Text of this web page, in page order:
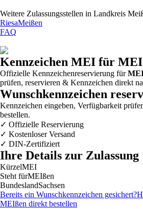
Weitere Zulassungsstellen in Landkreis
RiesaMeißen
FAQ
Kennzeichen MEI für
Offizielle Kennzeichenreservierung für
prüfen, reservieren & Kennzeichen direkt
Wunschkennzeichen
Kennzeichen eingeben, Verfügbarkeit
bestellen.
✓ Offizielle Reservierung
✓ Kostenloser Versand
✓ DIN-Zertifiziert
Ihre Details zur Zulassung
KürzelMEI
Steht fürMEIßen
BundeslandSachsen
Bereits ein Wunschkennzeichen gesichert?
MEIßen direkt bestellen